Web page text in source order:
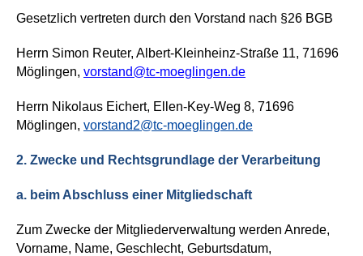
Gesetzlich vertreten durch den Vorstand nach §26 BGB
Herrn Simon Reuter, Albert-Kleinheinz-Straße 11, 71696
Möglingen, vorstand@tc-moeglingen.de
Herrn Nikolaus Eichert, Ellen-Key-Weg 8, 71696
Möglingen, vorstand2@tc-moeglingen.de
2. Zwecke und Rechtsgrundlage der Verarbeitung
a. beim Abschluss einer Mitgliedschaft
Zum Zwecke der Mitgliederverwaltung werden Anrede,
Vorname, Name, Geschlecht, Geburtsdatum,